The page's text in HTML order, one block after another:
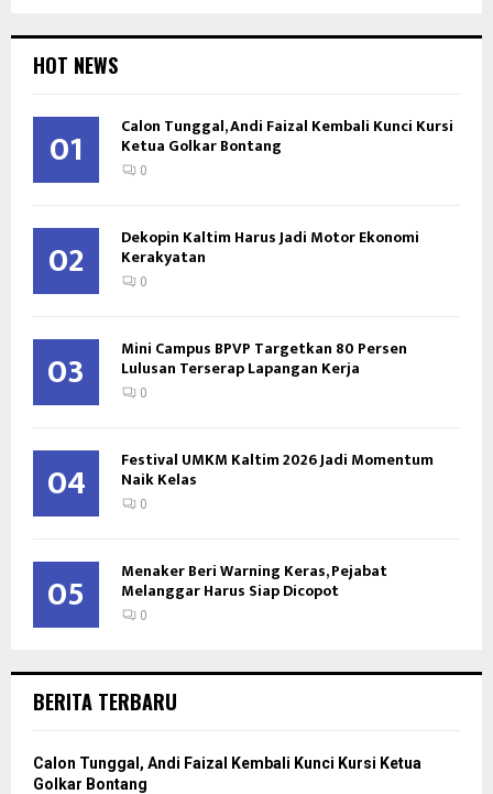
HOT NEWS
01 Calon Tunggal, Andi Faizal Kembali Kunci Kursi
Ketua Golkar Bontang
0
02 Dekopin Kaltim Harus Jadi Motor Ekonomi
Kerakyatan
0
03 Mini Campus BPVP Targetkan 80 Persen
Lulusan Terserap Lapangan Kerja
0
04 Festival UMKM Kaltim 2026 Jadi Momentum
Naik Kelas
0
05 Menaker Beri Warning Keras, Pejabat
Melanggar Harus Siap Dicopot
0
BERITA TERBARU
Calon Tunggal, Andi Faizal Kembali Kunci Kursi Ketua
Golkar Bontang